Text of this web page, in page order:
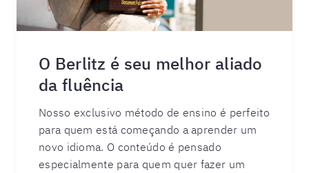
O Berlitz é seu melhor aliado
da fluência
Nosso exclusivo método de ensino é perfeito
para quem está começando a aprender um
novo idioma. O conteúdo é pensado
especialmente para quem quer fazer um